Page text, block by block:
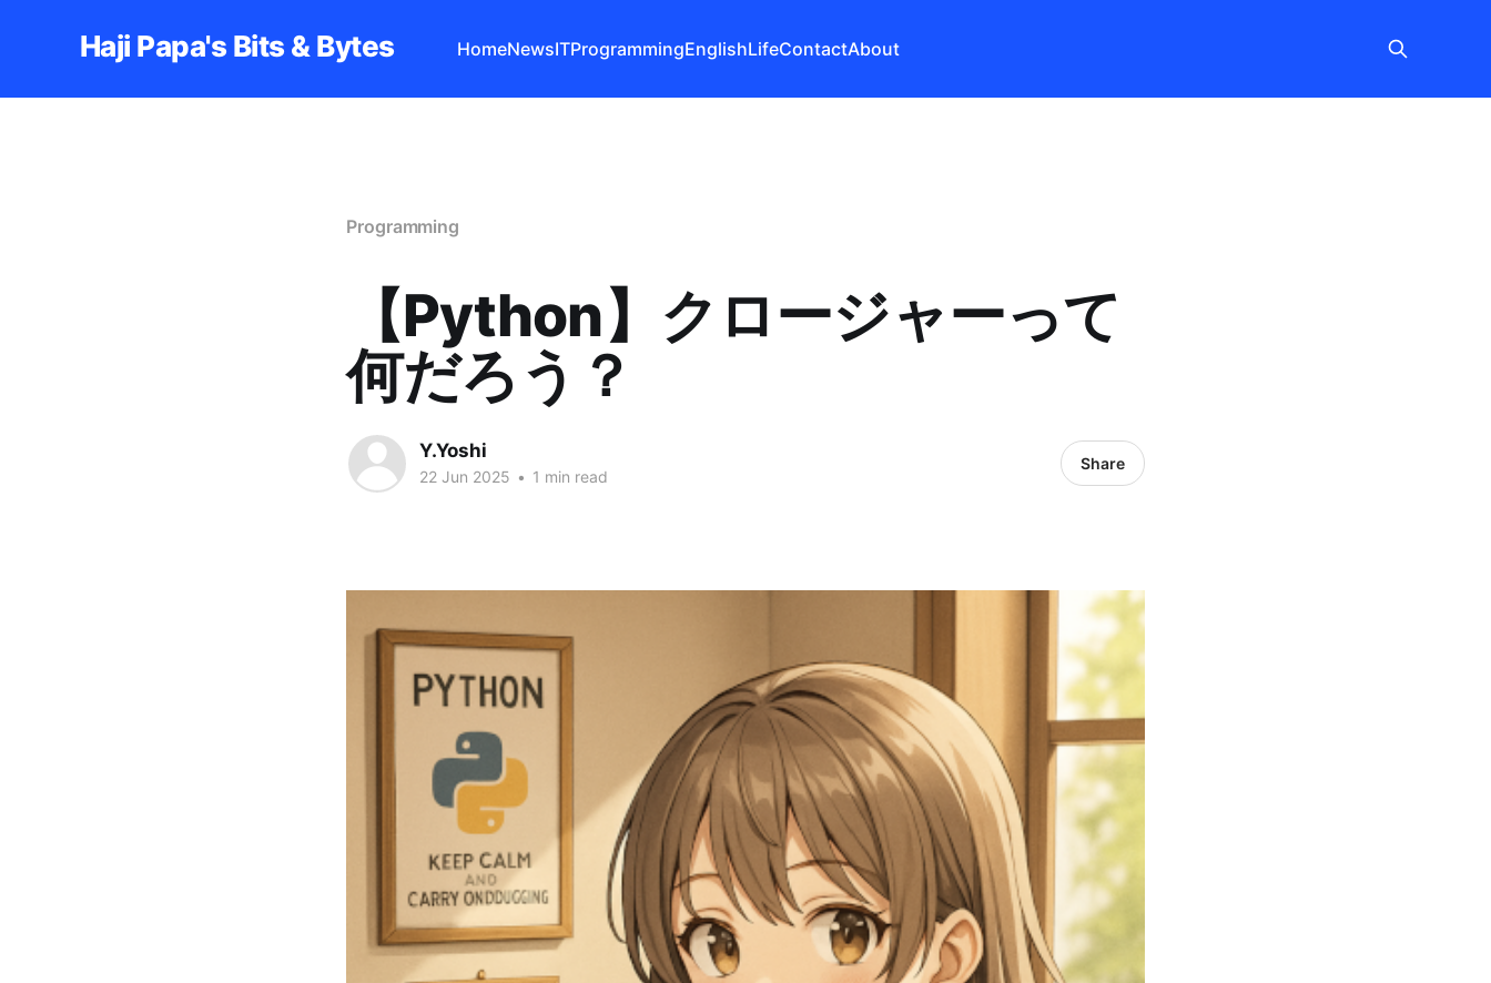
Haji Papa's Bits & Bytes HomeNewsITProgrammingEnglishLifeContactAbout
Programming
【Python】クロージャーって
何だろう？
Y.Yoshi
22 Jun 2025 • 1 min read
Share